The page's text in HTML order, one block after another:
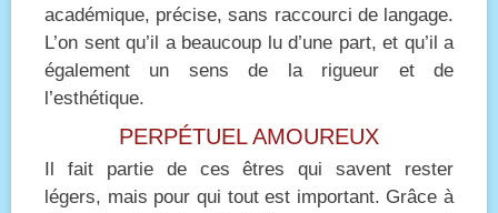
académique, précise, sans raccourci de langage.
L’on sent qu’il a beaucoup lu d’une part, et qu’il a
également un sens de la rigueur et de
l’esthétique.
PERPÉTUEL AMOUREUX
Il fait partie de ces êtres qui savent rester
légers, mais pour qui tout est important. Grâce à